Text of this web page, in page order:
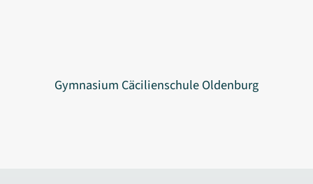
Gymnasium Cäcilienschule Oldenburg